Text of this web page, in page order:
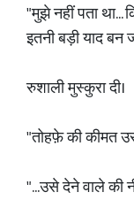
"मुझे नहीं पता था...
इतनी बड़ी याद बन
रुशाली मुस्कुरा दी।
"तोहफ़े की कीमत
"...उसे देने वाले की